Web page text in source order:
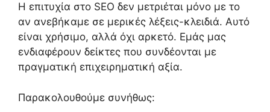
Η επιτυχία στο SEO δεν μετριέται μόνο με το
αν ανεβήκαμε σε μερικές λέξεις-κλειδιά. Αυτό
είναι χρήσιμο, αλλά όχι αρκετό. Εμάς μας
ενδιαφέρουν δείκτες που συνδέονται με
πραγματική επιχειρηματική αξία.
Παρακολουθούμε συνήθως: